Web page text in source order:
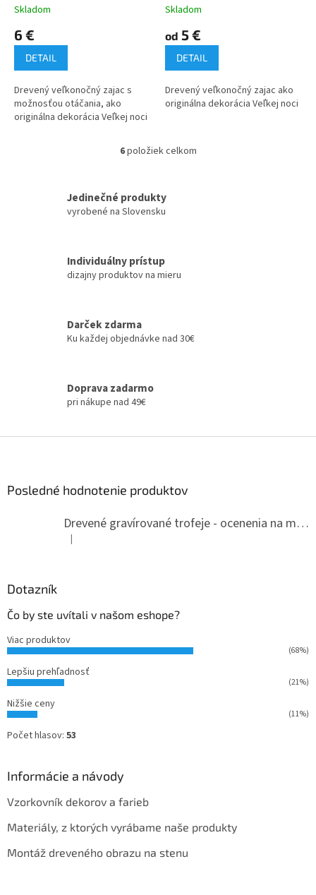
Skladom
6 €
DETAIL
Drevený veľkonočný zajac s
možnosťou otáčania, ako
originálna dekorácia Veľkej noci
Skladom
od 5 €
DETAIL
Drevený veľkonočný zajac ako
originálna dekorácia Veľkej noci
O
á
d
e
p
v
6položiek celkom
Jedinečné produkty
vyrobené na Slovensku
Individuálny prístup
dizajny produktov na mieru
Darček zdarma
Ku každej objednávke nad 30€
Doprava zadarmo
pri nákupe nad 49€
Posledné hodnotenie produktov
Drevené gravírované trofeje - ocenenia na mieru
Hodnotenie produktu je 5 z 5 hviezdičiek.
|
Dotazník
Čo by ste uvítali v našom eshope?
Viac produktov
(68%)
Lepšiu prehľadnosť
(21%)
Nižšie ceny
(11%)
Počet hlasov: 53
Informácie a návody
Vzorkovník dekorov a farieb
Materiály, z ktorých vyrábame naše produkty
Montáž dreveného obrazu na stenu